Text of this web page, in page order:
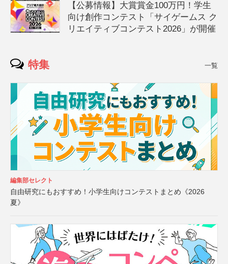
【公募情報】大賞賞金100万円！学生
向け創作コンテスト「サイゲームス ク
リエイティブコンテスト2026」が開催
特集 一覧
編集部セレクト
自由研究にもおすすめ！小学生向けコンテストまとめ《2026
夏》